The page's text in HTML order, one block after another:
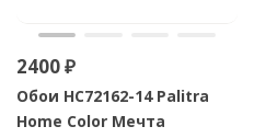
2400 ₽
Обои HC72162-14 Palitra
Home Color Мечта